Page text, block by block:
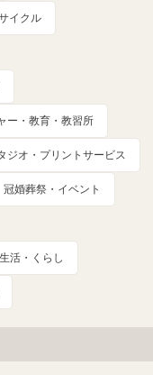
イクル
ー・教育・教習所
ジオ・プリントサービス
冠婚葬祭・イベント
生活・くらし